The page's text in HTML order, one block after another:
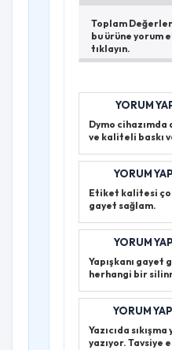
Toplam
bu ürüne yorum
tıklayın.
YORUM
Dymo
ve kaliteli baskı
YORUM
Etiket kalitesi
gayet sağlam.
YORUM
Yapışkanı gayet
herhangi bir
YORUM
Yazıcıda
yazıyor. Tavsiye